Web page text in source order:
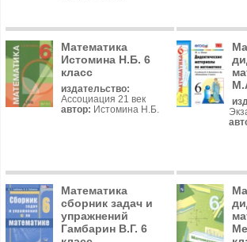
Математика
Истомина Н.Б. 6
класс
издательство:
Ассоциация 21 век
автор: Истомина Н.Б.
Математика
сборник задач и
упражнений
Гамбарин В.Г. 6